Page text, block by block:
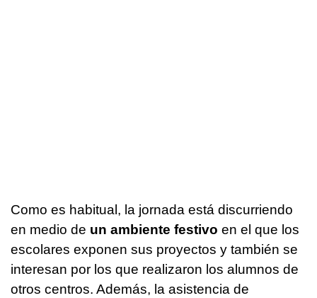
Como es habitual, la jornada está discurriendo
en medio de un ambiente festivo en el que los
escolares exponen sus proyectos y también se
interesan por los que realizaron los alumnos de
otros centros. Además, la asistencia de